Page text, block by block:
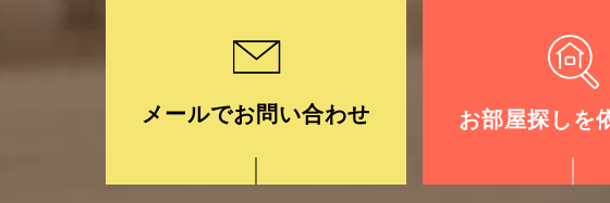
メールでお問い合わせ お部屋探しを